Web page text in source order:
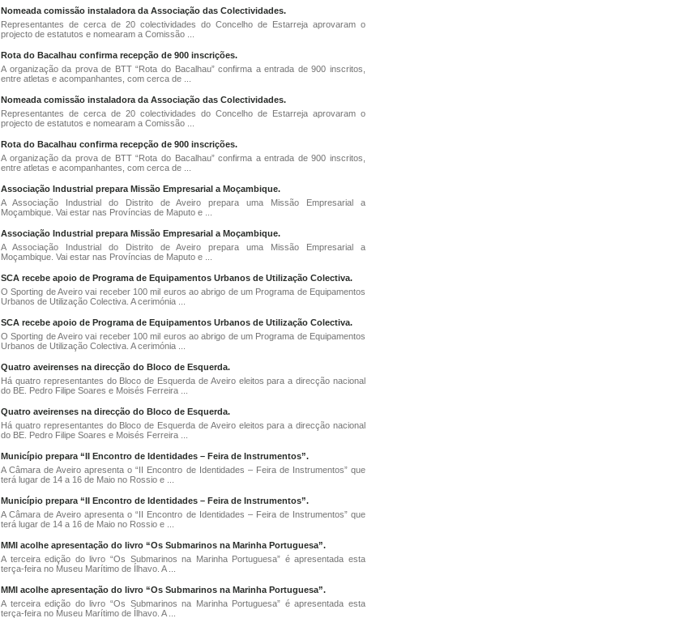
Nomeada comissão instaladora da Associação das Colectividades.
Representantes de cerca de 20 colectividades do Concelho de Estarreja aprovaram o
projecto de estatutos e nomearam a Comissão ...
Rota do Bacalhau confirma recepção de 900 inscrições.
A organização da prova de BTT “Rota do Bacalhau” confirma a entrada de 900 inscritos,
entre atletas e acompanhantes, com cerca de ...
Nomeada comissão instaladora da Associação das Colectividades.
Representantes de cerca de 20 colectividades do Concelho de Estarreja aprovaram o
projecto de estatutos e nomearam a Comissão ...
Rota do Bacalhau confirma recepção de 900 inscrições.
A organização da prova de BTT “Rota do Bacalhau” confirma a entrada de 900 inscritos,
entre atletas e acompanhantes, com cerca de ...
Associação Industrial prepara Missão Empresarial a Moçambique.
A Associação Industrial do Distrito de Aveiro prepara uma Missão Empresarial a
Moçambique. Vai estar nas Províncias de Maputo e ...
Associação Industrial prepara Missão Empresarial a Moçambique.
A Associação Industrial do Distrito de Aveiro prepara uma Missão Empresarial a
Moçambique. Vai estar nas Províncias de Maputo e ...
SCA recebe apoio de Programa de Equipamentos Urbanos de Utilização Colectiva.
O Sporting de Aveiro vai receber 100 mil euros ao abrigo de um Programa de Equipamentos
Urbanos de Utilização Colectiva. A cerimónia ...
SCA recebe apoio de Programa de Equipamentos Urbanos de Utilização Colectiva.
O Sporting de Aveiro vai receber 100 mil euros ao abrigo de um Programa de Equipamentos
Urbanos de Utilização Colectiva. A cerimónia ...
Quatro aveirenses na direcção do Bloco de Esquerda.
Há quatro representantes do Bloco de Esquerda de Aveiro eleitos para a direcção nacional
do BE. Pedro Filipe Soares e Moisés Ferreira ...
Quatro aveirenses na direcção do Bloco de Esquerda.
Há quatro representantes do Bloco de Esquerda de Aveiro eleitos para a direcção nacional
do BE. Pedro Filipe Soares e Moisés Ferreira ...
Município prepara “II Encontro de Identidades – Feira de Instrumentos”.
A Câmara de Aveiro apresenta o “II Encontro de Identidades – Feira de Instrumentos” que
terá lugar de 14 a 16 de Maio no Rossio e ...
Município prepara “II Encontro de Identidades – Feira de Instrumentos”.
A Câmara de Aveiro apresenta o “II Encontro de Identidades – Feira de Instrumentos” que
terá lugar de 14 a 16 de Maio no Rossio e ...
MMI acolhe apresentação do livro “Os Submarinos na Marinha Portuguesa”.
A terceira edição do livro “Os Submarinos na Marinha Portuguesa” é apresentada esta
terça-feira no Museu Marítimo de Ílhavo. A ...
MMI acolhe apresentação do livro “Os Submarinos na Marinha Portuguesa”.
A terceira edição do livro “Os Submarinos na Marinha Portuguesa” é apresentada esta
terça-feira no Museu Marítimo de Ílhavo. A ...